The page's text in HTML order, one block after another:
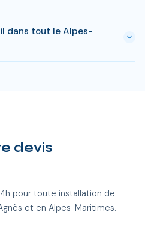
toutes ces démarches sans
chaque kWh produit est
de 3 kWc genere des
35 000 €.
dans tout le Alpes-
devis
pour toute installation de
et en Alpes-Maritimes.